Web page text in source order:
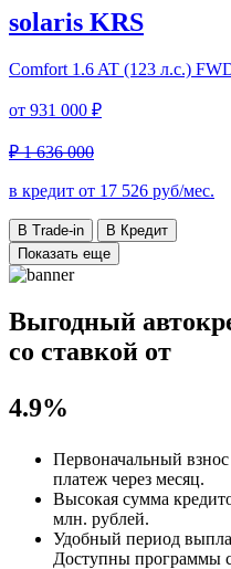
solaris KRS
Comfort 1.6 AT (123 л.с.)
от 931 000 ₽
₽ 1 636 000
в кредит от 17 526 руб/мес.
В Trade-in
В Кредит
Показать еще
Выгодный
со ставкой от
4.9%
Первоначальный взнос
платеж через месяц.
Высокая сумма
млн. рублей.
Удобный период
Доступны программы